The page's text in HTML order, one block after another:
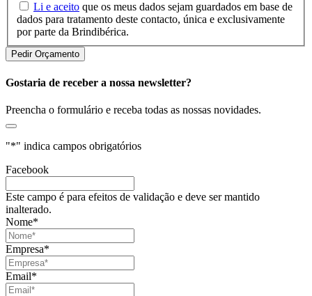
Li e aceito que os meus dados sejam guardados em base de
dados para tratamento deste contacto, única e exclusivamente
por parte da Brindibérica.
Gostaria de receber a nossa newsletter?
Preencha o formulário e receba todas as nossas novidades.
"*" indica campos obrigatórios
Facebook
Este campo é para efeitos de validação e deve ser mantido
inalterado.
Nome*
Empresa*
Email*